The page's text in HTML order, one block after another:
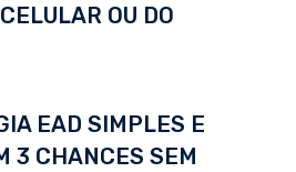
OU DO
EAD SIMPLES E
3 CHANCES SEM